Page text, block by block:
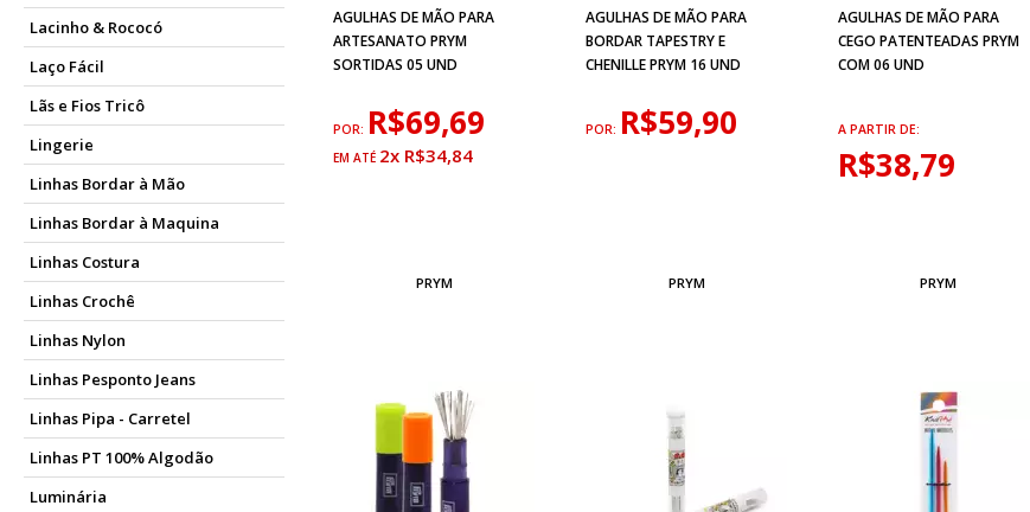
Lacinho & Rococó
Laço Fácil
Lãs e Fios Tricô
Lingerie
Linhas Bordar à Mão
Linhas Bordar à Maquina
Linhas Costura
Linhas Crochê
Linhas Nylon
Linhas Pesponto Jeans
Linhas Pipa - Carretel
Linhas PT 100% Algodão
Luminária
AGULHAS DE MÃO PARA
ARTESANATO PRYM
SORTIDAS 05 UND
POR: R$69,69
2x R$34,84
PRYM
AGULHAS DE MÃO PARA
BORDAR TAPESTRY E
CHENILLE PRYM 16 UND
POR: R$59,90
PRYM
AGULHAS DE MÃO PARA
CEGO PATENTEADAS PRYM
COM 06 UND
A PARTIR DE:
R$38,79
PRYM